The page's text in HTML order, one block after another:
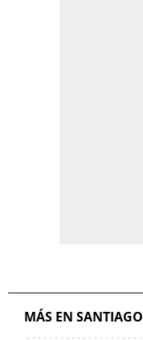
MÁS EN SANTIAGO